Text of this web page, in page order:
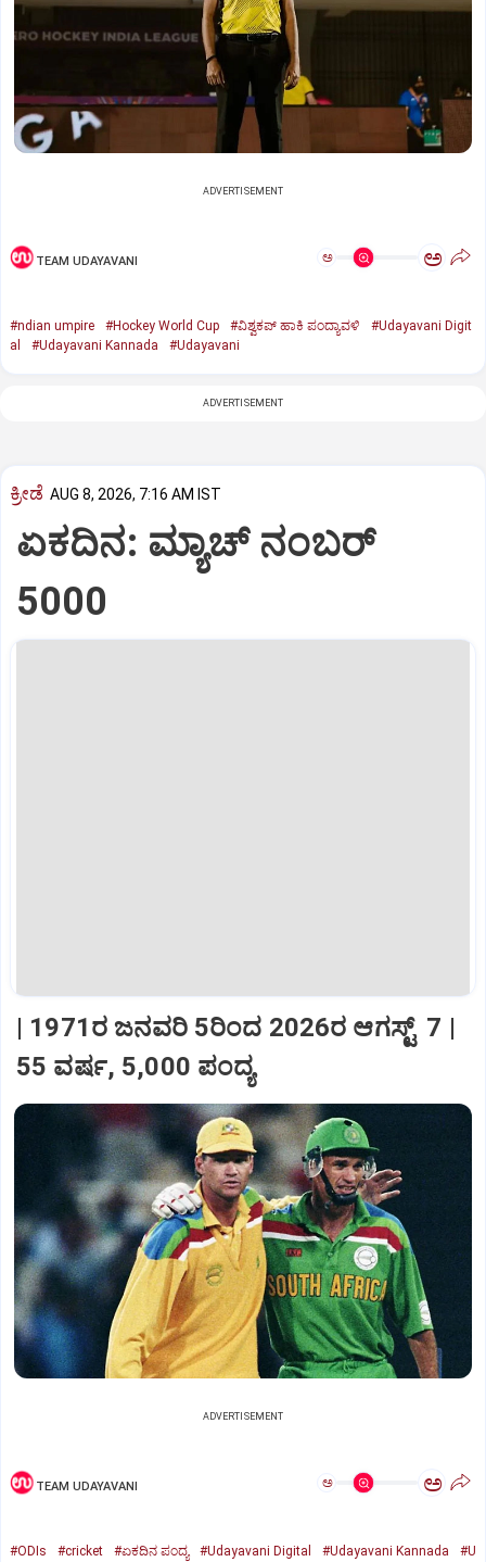
ADVERTISEMENT
TEAM UDAYAVANI ಅ ಅ
#ndian umpire #Hockey World Cup #ವಿಶ್ವಕಪ್‌ ಹಾಕಿ ಪಂದ್ಯಾವಳಿ
#Udayavani Digit
al
#Udayavani Kannada #Udayavani
ADVERTISEMENT
ಕ್ರೀಡೆ AUG 8, 2026, 7:16 AM IST
ಏಕದಿನ: ಮ್ಯಾಚ್‌ ನಂಬರ್‌
5000
| 1971ರ ಜನವರಿ 5ರಿಂದ 2026ರ ಆಗಸ್ಟ್‌ 7 |
55 ವರ್ಷ, 5,000 ಪಂದ್ಯ
ADVERTISEMENT
TEAM UDAYAVANI ಅ ಅ
#ODIs #cricket #ಏಕದಿನ ಪಂದ್ಯ #Udayavani Digital #Udayavani Kannada
#U